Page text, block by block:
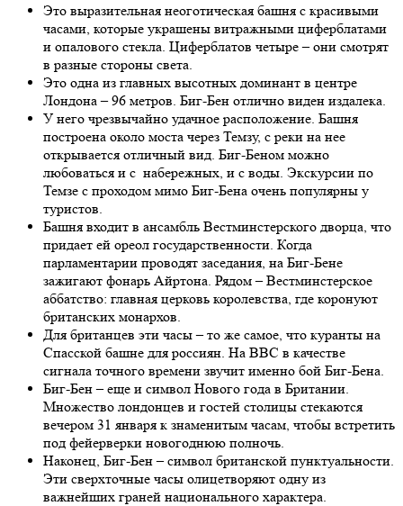
Это выразительная неоготическая башня с красивыми
часами, которые украшены витражными циферблатами
и опалового стекла. Циферблатов четыре – они смотрят
в разные стороны света.
Это одна из главных высотных доминант в центре
Лондона – 96 метров. Биг-Бен отлично виден издалека.
У него чрезвычайно удачное расположение. Башня
построена около моста через Темзу, с реки на нее
открывается отличный вид. Биг-Беном можно
любоваться и с набережных, и с воды. Экскурсии по
Темзе с проходом мимо Биг-Бена очень популярны у
туристов.
Башня входит в ансамбль Вестминстерского дворца, что
придает ей ореол государственности. Когда
парламентарии проводят заседания, на Биг-Бене
зажигают фонарь Айртона. Рядом – Вестминстерское
аббатство: главная церковь королевства, где коронуют
британских монархов.
Для британцев эти часы – то же самое, что куранты на
Спасской башне для россиян. На BBC в качестве
сигнала точного времени звучит именно бой Биг-Бена.
Биг-Бен – еще и символ Нового года в Британии.
Множество лондонцев и гостей столицы стекаются
вечером 31 января к знаменитым часам, чтобы встретить
под фейерверки новогоднюю полночь.
Наконец, Биг-Бен – символ британской пунктуальности.
Эти сверхточные часы олицетворяют одну из
важнейших граней национального характера.